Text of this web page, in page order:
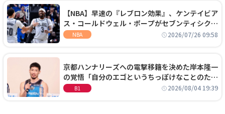
【NBA】早速の『レブロン効果』、ケンテイビア
ス・コールドウェル・ポープがセブンティシクサ
ーズに1年契約で加入
NBA 2026/07/26 09:58
京都ハンナリーズへの電撃移籍を決めた岸本隆一
の覚悟「自分のエゴというちっぽけなことのため
に、京都に来たわけではない」
B1 2026/08/04 19:39